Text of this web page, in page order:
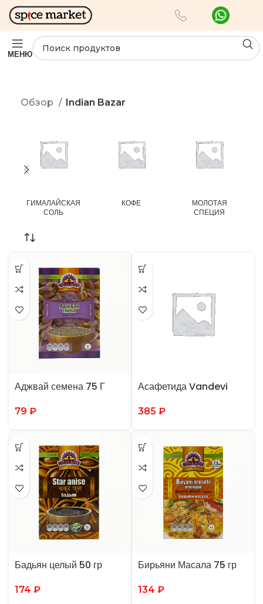
МЕНЮ
Обзор Indian Bazar
ГИМАЛАЙСКАЯ
СОЛЬ
КОФЕ
МОЛОТАЯ
СПЕЦИЯ
Аджвай семена 75 Г
79 ₽
Асафетида Vandevi
385 ₽
Бадьян целый 50 гр
174 ₽
Бирьяни Масала 75 гр
134 ₽